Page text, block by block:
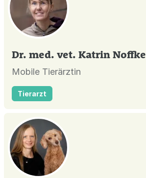
Dr. med. vet. Katrin Noffke
Mobile Tierärztin
Tierarzt